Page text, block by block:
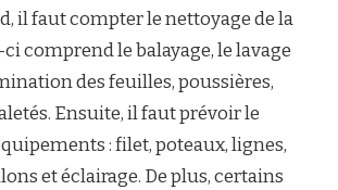
il faut compter le nettoyage de la
comprend le balayage, le lavage
des feuilles, poussières,
Ensuite, il faut prévoir le
: filet, poteaux, lignes,
et éclairage. De plus, certains